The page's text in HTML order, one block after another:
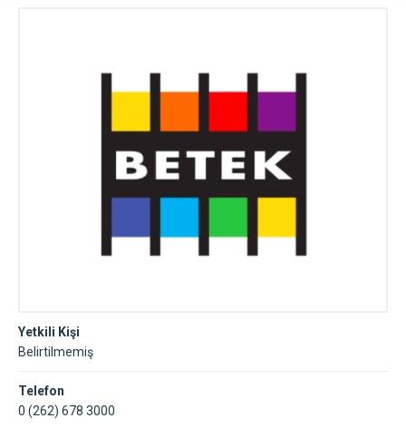
Yetkili Kişi
Belirtilmemiş
Telefon
0 (262) 678 3000